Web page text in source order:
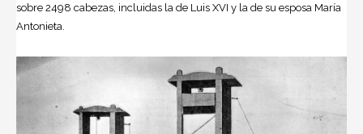
sobre 2498 cabezas, incluidas la de Luis XVI y la de su esposa María
Antonieta.